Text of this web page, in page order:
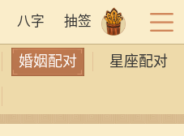
八字 抽签
婚姻配对 星座配对